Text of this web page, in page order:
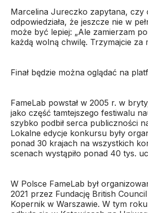
Marcelina Jureczko zapytana, czy
odpowiedziała, że jeszcze nie w
może być lepiej: „Ale zamierzam
każdą wolną chwilę. Trzymajcie za
Finał będzie można oglądać na
FameLab powstał w 2005 r. w
jako część tamtejszego festiwalu
szybko podbił serca publiczności
Lokalne edycje konkursu były
ponad 30 krajach na wszystkich
scenach wystąpiło ponad 40 tys.
W Polsce FameLab był
2021 przez Fundację British
Kopernik w Warszawie. W tym